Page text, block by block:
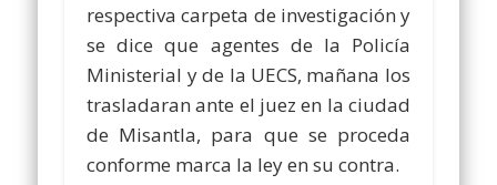
respectiva carpeta de investigación y
se dice que agentes de la Policía
Ministerial y de la UECS, mañana los
trasladaran ante el juez en la ciudad
de Misantla, para que se proceda
conforme marca la ley en su contra.